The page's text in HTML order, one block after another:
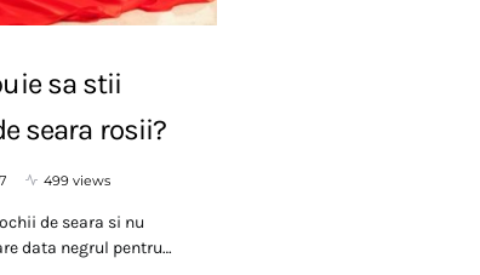
sa stii
seara rosii?
499 views
de seara si nu
data negrul pentru…